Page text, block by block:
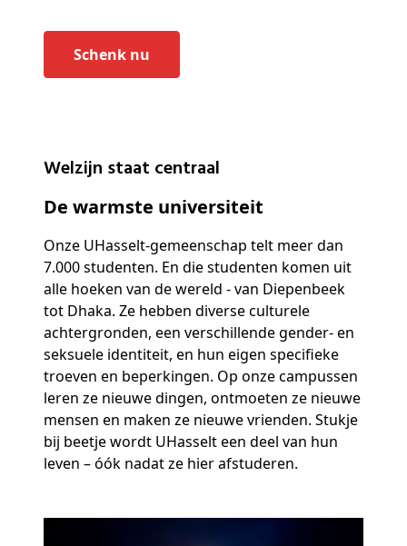
Schenk nu
Welzijn staat centraal
De warmste universiteit
Onze UHasselt-gemeenschap telt meer dan
7.000 studenten. En die studenten komen uit
alle hoeken van de wereld - van Diepenbeek
tot Dhaka. Ze hebben diverse culturele
achtergronden, een verschillende gender- en
seksuele identiteit, en hun eigen specifieke
troeven en beperkingen. Op onze campussen
leren ze nieuwe dingen, ontmoeten ze nieuwe
mensen en maken ze nieuwe vrienden. Stukje
bij beetje wordt UHasselt een deel van hun
leven – óók nadat ze hier afstuderen.